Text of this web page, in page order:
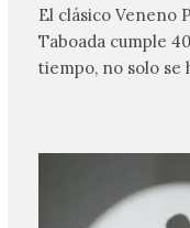
El clásico Veneno
Taboada cumple
tiempo, no solo se